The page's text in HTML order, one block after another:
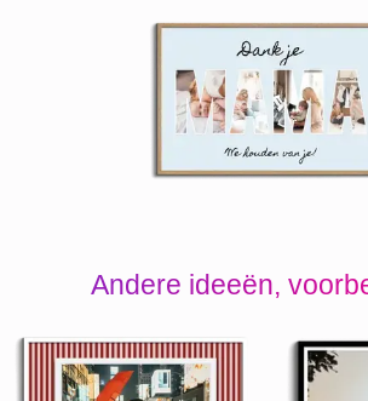
Andere ideeën,